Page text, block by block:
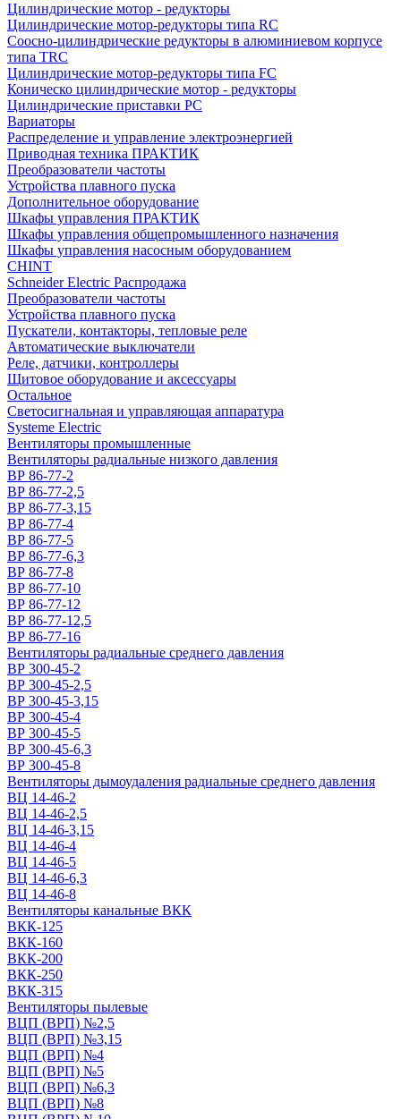
Цилиндрические мотор - редукторы
Цилиндрические мотор-редукторы типа RC
Соосно-цилиндрические редукторы в алюминиевом корпусе
типа TRC
Цилиндрические мотор-редукторы типа FC
Коническо цилиндрические мотор - редукторы
Цилиндрические приставки PC
Вариаторы
Распределение и управление электроэнергией
Приводная техника ПРАКТИК
Преобразователи частоты
Устройства плавного пуска
Дополнительное оборудование
Шкафы управления ПРАКТИК
Шкафы управления общепромышленного назначения
Шкафы управления насосным оборудованием
CHINT
Schneider Electric Распродажа
Преобразователи частоты
Устройства плавного пуска
Пускатели, контакторы, тепловые реле
Автоматические выключатели
Реле, датчики, контроллеры
Щитовое оборудование и аксессуары
Остальное
Светосигнальная и управляющая аппаратура
Systeme Electric
Вентиляторы промышленные
Вентиляторы радиальные низкого давления
ВР 86-77-2
ВР 86-77-2,5
ВР 86-77-3,15
ВР 86-77-4
ВР 86-77-5
ВР 86-77-6,3
ВР 86-77-8
ВР 86-77-10
ВР 86-77-12
ВР 86-77-12,5
ВР 86-77-16
Вентиляторы радиальные среднего давления
ВР 300-45-2
ВР 300-45-2,5
ВР 300-45-3,15
ВР 300-45-4
ВР 300-45-5
ВР 300-45-6,3
ВР 300-45-8
Вентиляторы дымоудаления радиальные среднего давления
ВЦ 14-46-2
ВЦ 14-46-2,5
ВЦ 14-46-3,15
ВЦ 14-46-4
ВЦ 14-46-5
ВЦ 14-46-6,3
ВЦ 14-46-8
Вентиляторы канальные ВКК
ВКК-125
ВКК-160
ВКК-200
ВКК-250
ВКК-315
Вентиляторы пылевые
ВЦП (ВРП) №2,5
ВЦП (ВРП) №3,15
ВЦП (ВРП) №4
ВЦП (ВРП) №5
ВЦП (ВРП) №6,3
ВЦП (ВРП) №8